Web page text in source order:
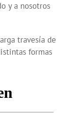
y a nosotros
travesía de
formas